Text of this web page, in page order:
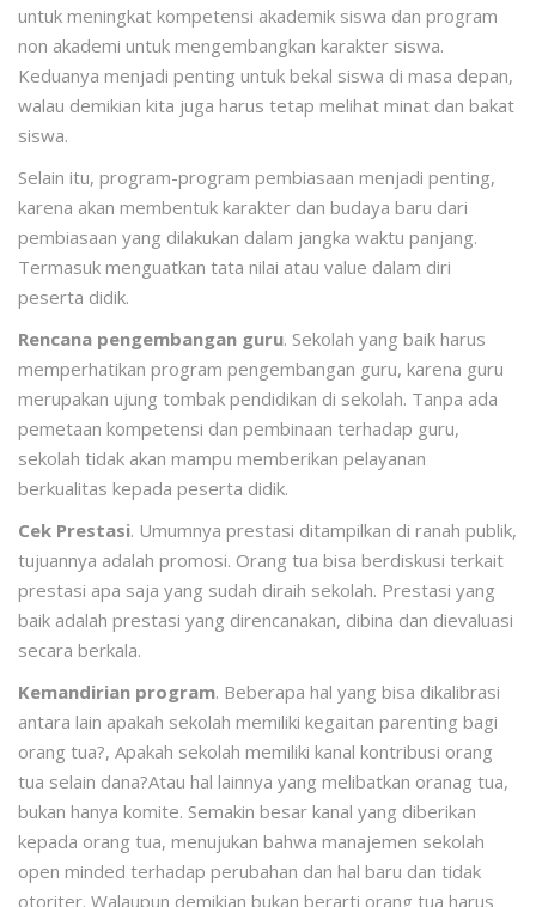
untuk meningkat kompetensi akademik siswa dan program
non akademi untuk mengembangkan karakter siswa.
Keduanya menjadi penting untuk bekal siswa di masa depan,
walau demikian kita juga harus tetap melihat minat dan bakat
siswa.
Selain itu, program-program pembiasaan menjadi penting,
karena akan membentuk karakter dan budaya baru dari
pembiasaan yang dilakukan dalam jangka waktu panjang.
Termasuk menguatkan tata nilai atau value dalam diri
peserta didik.
Rencana pengembangan guru. Sekolah yang baik harus
memperhatikan program pengembangan guru, karena guru
merupakan ujung tombak pendidikan di sekolah. Tanpa ada
pemetaan kompetensi dan pembinaan terhadap guru,
sekolah tidak akan mampu memberikan pelayanan
berkualitas kepada peserta didik.
Cek Prestasi. Umumnya prestasi ditampilkan di ranah publik,
tujuannya adalah promosi. Orang tua bisa berdiskusi terkait
prestasi apa saja yang sudah diraih sekolah. Prestasi yang
baik adalah prestasi yang direncanakan, dibina dan dievaluasi
secara berkala.
Kemandirian program. Beberapa hal yang bisa dikalibrasi
antara lain apakah sekolah memiliki kegaitan parenting bagi
orang tua?, Apakah sekolah memiliki kanal kontribusi orang
tua selain dana?Atau hal lainnya yang melibatkan oranag tua,
bukan hanya komite. Semakin besar kanal yang diberikan
kepada orang tua, menujukan bahwa manajemen sekolah
open minded terhadap perubahan dan hal baru dan tidak
otoriter. Walaupun demikian bukan berarti orang tua harus